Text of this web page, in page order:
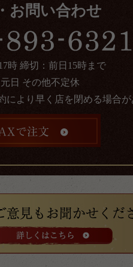
お問い合わせ
時 締切：前日15時まで
日 その他不定休
より早く店を閉める場合が